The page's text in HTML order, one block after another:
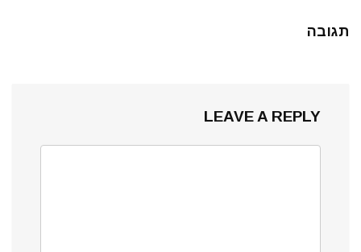
תגובה
LEAVE A REPLY